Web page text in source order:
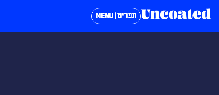
תפריט | MENU